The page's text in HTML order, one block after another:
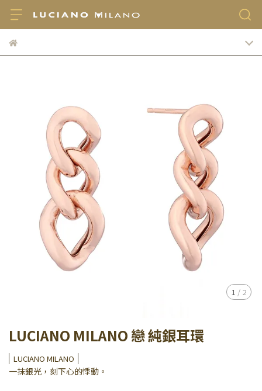
1 / 2
LUCIANO MILANO 戀 純銀耳環
LUCIANO MILANO
一抹銀光，刻下心的悸動。